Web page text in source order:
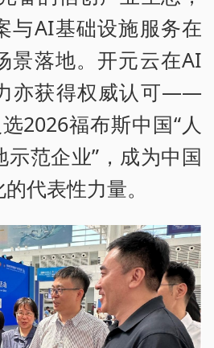
与AI基础设施服务在
景落地。开元云在AI
亦获得权威认可——
2026福布斯中国“人
范企业”，成为中国
代表性力量。